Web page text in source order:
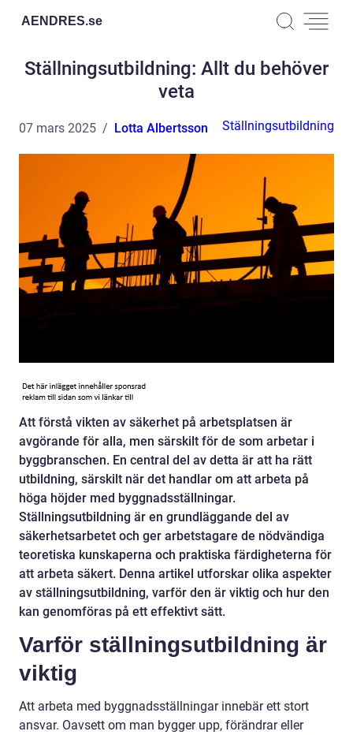
AENDRES.se
Ställningsutbildning: Allt du behöver
veta
07 mars 2025 Lotta Albertsson Ställningsutbildning
Att förstå vikten av säkerhet på arbetsplatsen är
avgörande för alla, men särskilt för de som arbetar i
byggbranschen. En central del av detta är att ha rätt
utbildning, särskilt när det handlar om att arbeta på
höga höjder med byggnadsställningar.
Ställningsutbildning är en grundläggande del av
säkerhetsarbetet och ger arbetstagare de nödvändiga
teoretiska kunskaperna och praktiska färdigheterna för
att arbeta säkert. Denna artikel utforskar olika aspekter
av ställningsutbildning, varför den är viktig och hur den
kan genomföras på ett effektivt sätt.
Varför ställningsutbildning är
viktig
Att arbeta med byggnadsställningar innebär ett stort
ansvar. Oavsett om man bygger upp, förändrar eller